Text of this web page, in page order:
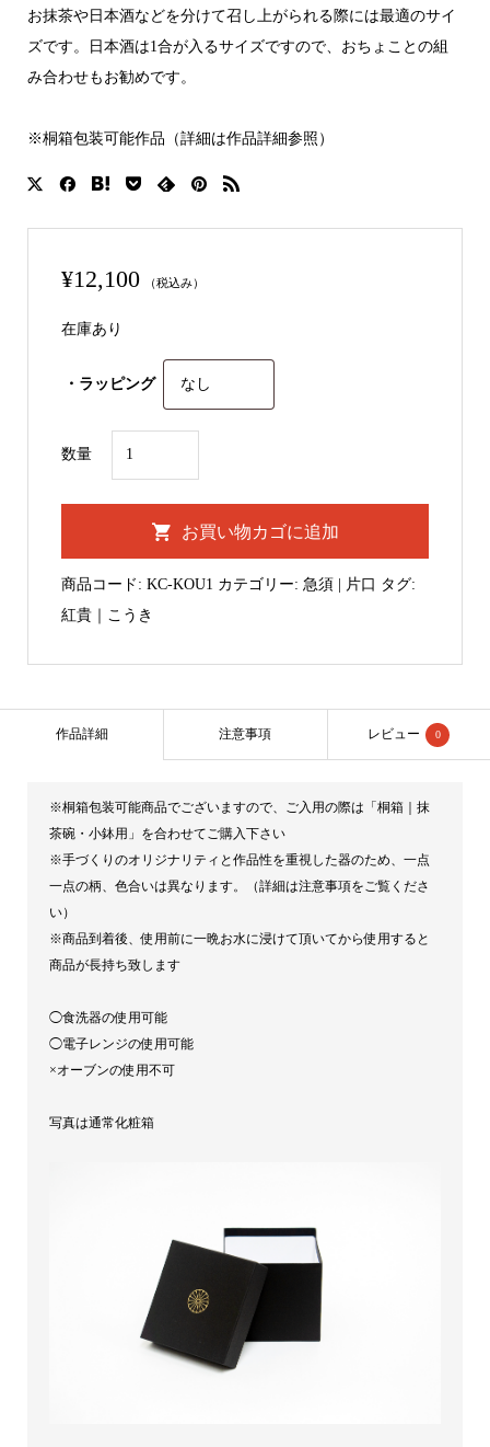
お抹茶や日本酒などを分けて召し上がられる際には最適のサイ
ズです。日本酒は1合が入るサイズですので、おちょことの組
み合わせもお勧めです。
※桐箱包装可能作品（詳細は作品詳細参照）
¥12,100 （税込み）
在庫あり
・ラッピング
数量
｜
碗・
お買い物カゴに追加
商品コード: KC-KOU1 カテゴリー: 急須 | 片口 タグ:
紅貴｜こうき
作品詳細 注意事項 レビュー 0
※桐箱包装可能商品でございますので、ご入用の際は「桐箱｜抹
茶碗・小鉢用」を合わせてご購入下さい
※手づくりのオリジナリティと作品性を重視した器のため、一点
一点の柄、色合いは異なります。（詳細は注意事項をご覧くださ
い）
※商品到着後、使用前に一晩お水に浸けて頂いてから使用すると
商品が長持ち致します
◯食洗器の使用可能
◯電子レンジの使用可能
×オーブンの使用不可
写真は通常化粧箱